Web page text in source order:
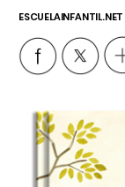
ESCUELAINFANTIL.NET